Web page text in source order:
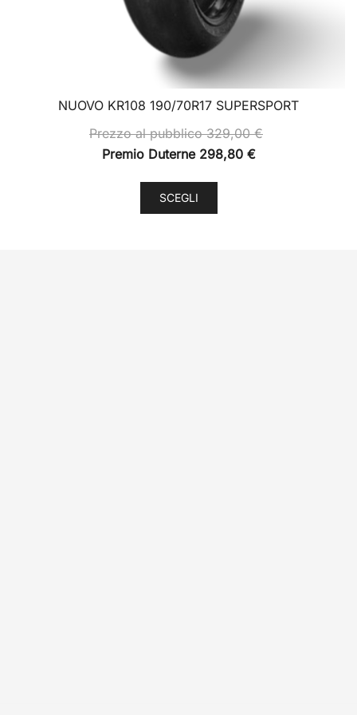
NUOVO KR108 190/70R17 SUPERSPORT
Prezzo al pubblico329,00€
Premio Duterne 298,80 €
SCEGLI
Questo